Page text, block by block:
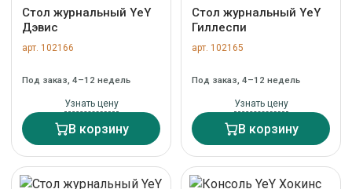
Стол журнальный YeY
Дэвис
арт. 102166
Под заказ, 4–12 недель
Узнать цену
В корзину
Стол журнальный YeY
Гиллеспи
арт. 102165
Под заказ, 4–12 недель
Узнать цену
В корзину